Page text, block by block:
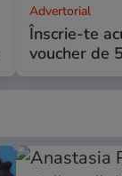
Advertorial
Înscrie-te
voucher de